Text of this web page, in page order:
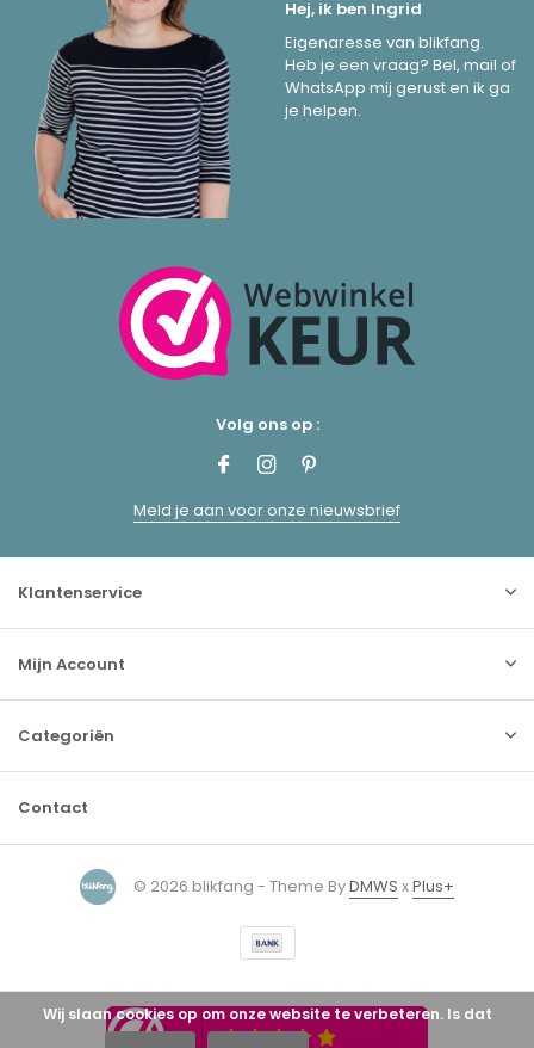
Hej, ik ben Ingrid
Eigenaresse van blikfang.
Heb je een vraag? Bel, mail of
WhatsApp mij gerust en ik ga
je helpen.
Volg ons op :
Meld je aan voor onze nieuwsbrief
Klantenservice
Mijn Account
Categoriën
Contact
© 2026 blikfang - Theme ByDMWS xPlus+
Wij slaan cookies op om onze website te verbeteren. Is dat